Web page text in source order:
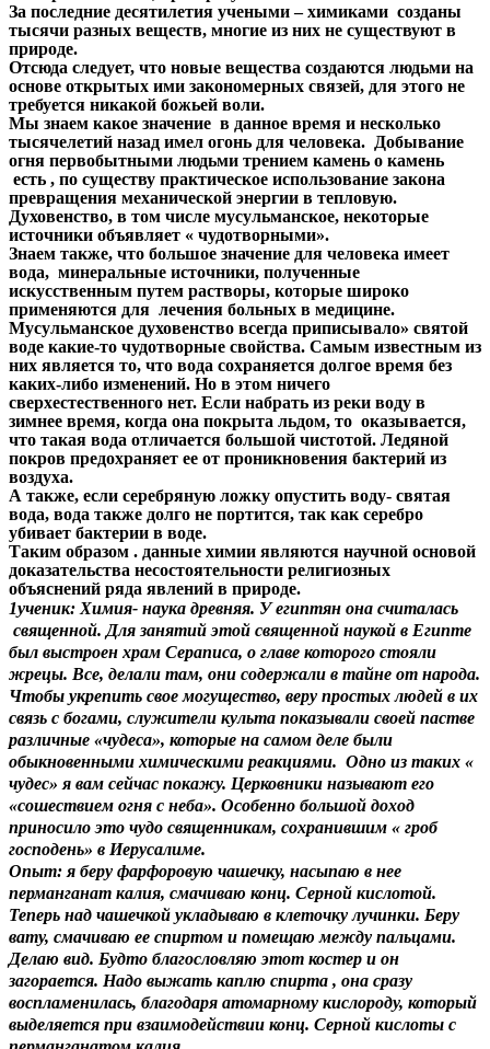
За последние десятилетия учеными – химиками созданы
тысячи разных веществ, многие из них не существуют в
природе.
Отсюда следует, что новые вещества создаются людьми на
основе открытых ими закономерных связей, для этого не
требуется никакой божьей воли.
Мы знаем какое значение в данное время и несколько
тысячелетий назад имел огонь для человека. Добывание
огня первобытными людьми трением камень о камень
есть , по существу практическое использование закона
превращения механической энергии в тепловую.
Духовенство, в том числе мусульманское, некоторые
источники объявляет « чудотворными».
Знаем также, что большое значение для человека имеет
вода, минеральные источники, полученные
искусственным путем растворы, которые широко
применяются для лечения больных в медицине.
Мусульманское духовенство всегда приписывало» святой
воде какие-то чудотворные свойства. Самым известным из
них является то, что вода сохраняется долгое время без
каких-либо изменений. Но в этом ничего
сверхестественного нет. Если набрать из реки воду в
зимнее время, когда она покрыта льдом, то оказывается,
что такая вода отличается большой чистотой. Ледяной
покров предохраняет ее от проникновения бактерий из
воздуха.
А также, если серебряную ложку опустить воду- святая
вода, вода также долго не портится, так как серебро
убивает бактерии в воде.
Таким образом . данные химии являются научной основой
доказательства несостоятельности религиозных
объяснений ряда явлений в природе.
1ученик: Химия- наука древняя. У египтян она считалась
священной. Для занятий этой священной наукой в Египте
был выстроен храм Сераписа, о главе которого стояли
жрецы. Все, делали там, они содержали в тайне от народа.
Чтобы укрепить свое могущество, веру простых людей в их
связь с богами, служители культа показывали своей пастве
различные «чудеса», которые на самом деле были
обыкновенными химическими реакциями. Одно из таких «
чудес» я вам сейчас покажу. Церковники называют его
«сошествием огня с неба». Особенно большой доход
приносило это чудо священникам, сохранившим « гроб
господень» в Иерусалиме.
Опыт: я беру фарфоровую чашечку, насыпаю в нее
перманганат калия, смачиваю конц. Серной кислотой.
Теперь над чашечкой укладываю в клеточку лучинки. Беру
вату, смачиваю ее спиртом и помещаю между пальцами.
Делаю вид. Будто благословляю этот костер и он
загорается. Надо выжать каплю спирта , она сразу
воспламенилась, благодаря атомарному кислороду, который
выделяется при взаимодействии конц. Серной кислоты с